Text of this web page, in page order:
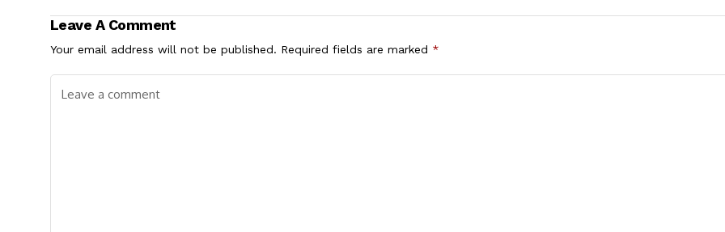
Leave A Comment
Your email address will not be published. Required fields are marked *